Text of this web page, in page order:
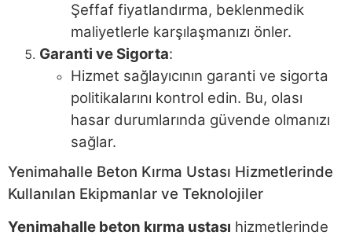
Şeffaf fiyatlandırma, beklenmedik
maliyetlerle karşılaşmanızı önler.
Garanti ve Sigorta:
Hizmet sağlayıcının garanti ve sigorta
politikalarını kontrol edin. Bu, olası
hasar durumlarında güvende olmanızı
sağlar.
Yenimahalle Beton Kırma Ustası Hizmetlerinde
Kullanılan Ekipmanlar ve Teknolojiler
Yenimahalle beton kırma ustası hizmetlerinde